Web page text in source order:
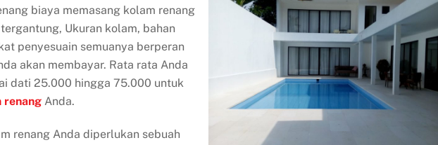
biaya memasang kolam renang
Ukuran kolam, bahan
penyesuain semuanya berperan
akan membayar. Rata rata Anda
dati 25.000 hingga 75.000 untuk
renang Anda.
renang Anda diperlukan sebuah